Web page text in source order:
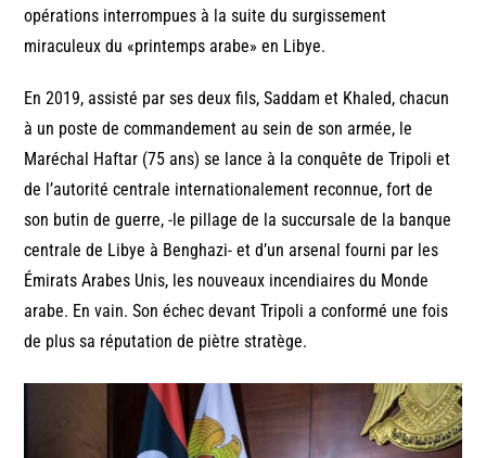
opérations interrompues à la suite du surgissement
miraculeux du «printemps arabe» en Libye.
En 2019, assisté par ses deux fils, Saddam et Khaled, chacun
à un poste de commandement au sein de son armée, le
Maréchal Haftar (75 ans) se lance à la conquête de Tripoli et
de l’autorité centrale internationalement reconnue, fort de
son butin de guerre, -le pillage de la succursale de la banque
centrale de Libye à Benghazi- et d’un arsenal fourni par les
Émirats Arabes Unis, les nouveaux incendiaires du Monde
arabe. En vain. Son échec devant Tripoli a conformé une fois
de plus sa réputation de piètre stratège.